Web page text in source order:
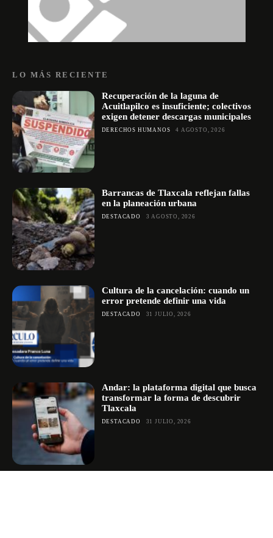
LO MÁS RECIENTE
Recuperación de la laguna de
Acuitlapilco es insuficiente; colectivos
exigen detener descargas municipales
DERECHOS HUMANOS 4 AGOSTO, 2026
Barrancas de Tlaxcala reflejan fallas
en la planeación urbana
DESTACADO 3 AGOSTO, 2026
Cultura de la cancelación: cuando un
error pretende definir una vida
DESTACADO 31 JULIO, 2026
Andar: la plataforma digital que busca
transformar la forma de descubrir
Tlaxcala
DESTACADO 31 JULIO, 2026